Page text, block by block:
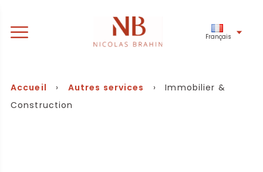
Français
Accueil › Autres services
› Immobilier &
Construction